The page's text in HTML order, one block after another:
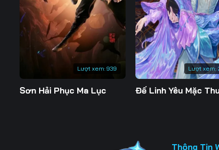
Tập 190 Tập 191 Tập 192
Tập 197 Tập 198 Tập 199
Tập 204 Tập 205 Tập 206
Tập 212 Tập 213
Tập 218 Tập 219 Tập 220
Lượt xem: 939
Sơn Hải Phục Ma Lục
Lượt xem:
Thông Tin